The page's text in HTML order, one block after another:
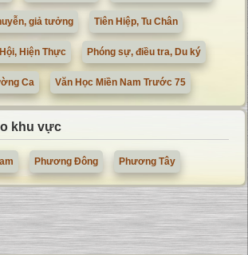
giả tưởng Tiên Hiệp, Tu Chân
Hiện Thực Phóng sự, điều tra, Du ký
Ca Văn Học Miền Nam Trước 75
khu vực
Phương Đông Phương Tây